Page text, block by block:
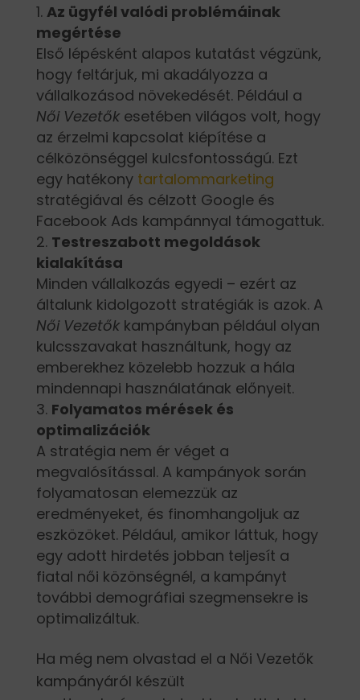
Az ügyfél valódi problémáinak
megértése
Első lépésként alapos kutatást végzünk,
hogy feltárjuk, mi akadályozza a
vállalkozásod növekedését. Például a
Női Vezetőkesetében világos volt, hogy
az érzelmi kapcsolat kiépítése a
célközönséggel kulcsfontosságú. Ezt
egy hatékony tartalommarketing
stratégiával és célzott Google és
Facebook Ads kampánnyal támogattuk.
Testreszabott megoldások
kialakítása
Minden vállalkozás egyedi – ezért az
általunk kidolgozott stratégiák is azok. A
Női Vezetőkkampányban például olyan
kulcsszavakat használtunk, hogy az
emberekhez közelebb hozzuk a hála
mindennapi használatának előnyeit.
Folyamatos mérések és
optimalizációk
A stratégia nem ér véget a
megvalósítással. A kampányok során
folyamatosan elemezzük az
eredményeket, és finomhangoljuk az
eszközöket. Például, amikor láttuk, hogy
egy adott hirdetés jobban teljesít a
fiatal női közönségnél, a kampányt
további demográfiai szegmensekre is
optimalizáltuk.
Ha még nem olvastad el a Női Vezetők
kampányáról készült